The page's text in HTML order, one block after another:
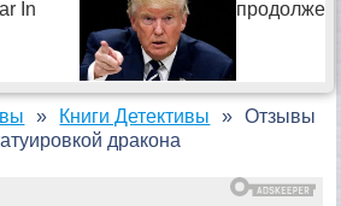
Книги Детективы
Отзывы
дракона